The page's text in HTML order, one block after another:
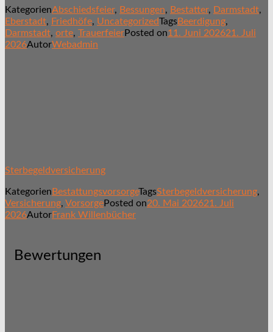
KategorienAbschiedsfeier, Bessungen, Bestatter, Darmstadt,
Eberstadt, Friedhöfe, UncategorizedTagsBeerdigung,
Darmstadt, orte, TrauerfeierPosted on11. Juni 202621. Juli
2026AutorWebadmin
Sterbegeldversicherung
Kategorien BestattungsvorsorgeTagsSterbegeldversicherung,
Versicherung, VorsorgePosted on20. Mai 202621. Juli
2026AutorFrank Willenbücher
Bewertungen